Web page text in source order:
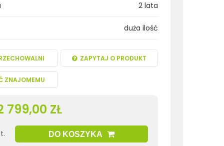
2 lata
duża ilość
ZAPYTAJ O PRODUKT
ZNAJOMEMU
799,00 ZŁ
DO KOSZYKA